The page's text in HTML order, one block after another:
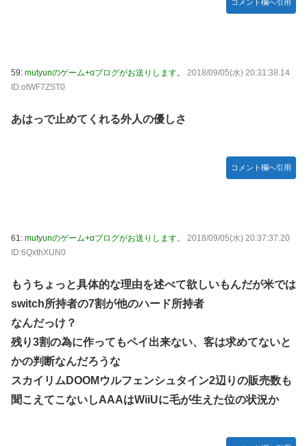
コメント欄へ引用
59: mutyunのゲーム+αブログがお送りします。
2018/09/05(水) 20:31:38.14
ID:otWF7ZST0
あはっで止めてくれる外人の優しさ
コメント欄へ引用
61: mutyunのゲーム+αブログがお送りします。
2018/09/05(水) 20:37:37.20
ID:6QxthXUN0
もうちょっと具体的な理由を述べて欲しいもんだが米では
switch所持者の7割が他のハード所持者
なんだっけ？
残り3割の為に作ってもペイ出来ない、客は求めてないと
かの判断なんだろうな
スカイリムDOOMウルフェンシュタイン2辺りの販売数も
聞こえてこないしAAAはWiiUに毛が生えた位の状況か